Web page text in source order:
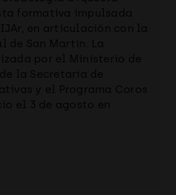
formativa impulsada
en articulación con la
de San Martín. La
por el Ministerio de
la Secretaría de
y el Programa Coros
el 3 de agosto en